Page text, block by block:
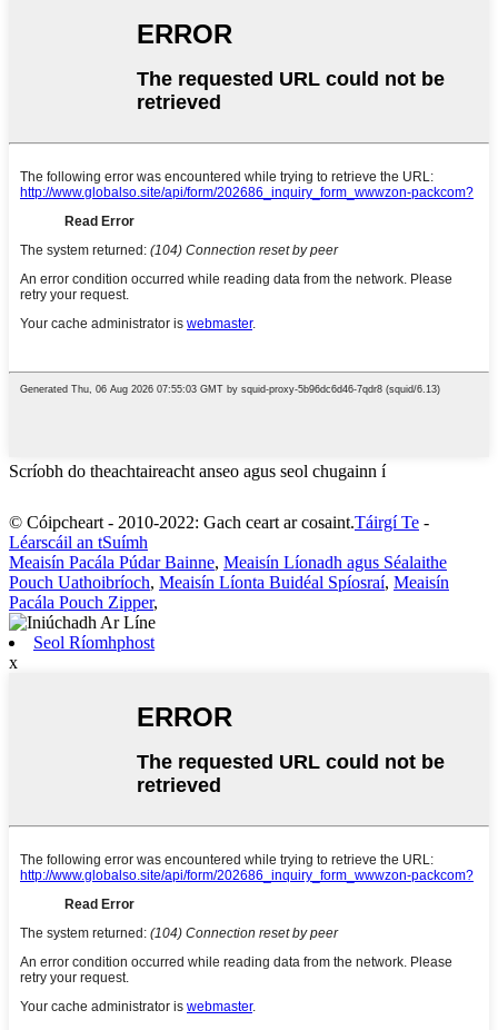
Scríobh do theachtaireacht anseo agus seol chugainn í
© Cóipcheart - 2010-2022: Gach ceart ar cosaint.Táirgí Te -
Léarscáil an tSuímh
Meaisín Pacála Púdar Bainne, Meaisín Líonadh agus Séalaithe
Pouch Uathoibríoch, Meaisín Líonta Buidéal Spíosraí, Meaisín
Pacála Pouch Zipper,
Seol Ríomhphost
x